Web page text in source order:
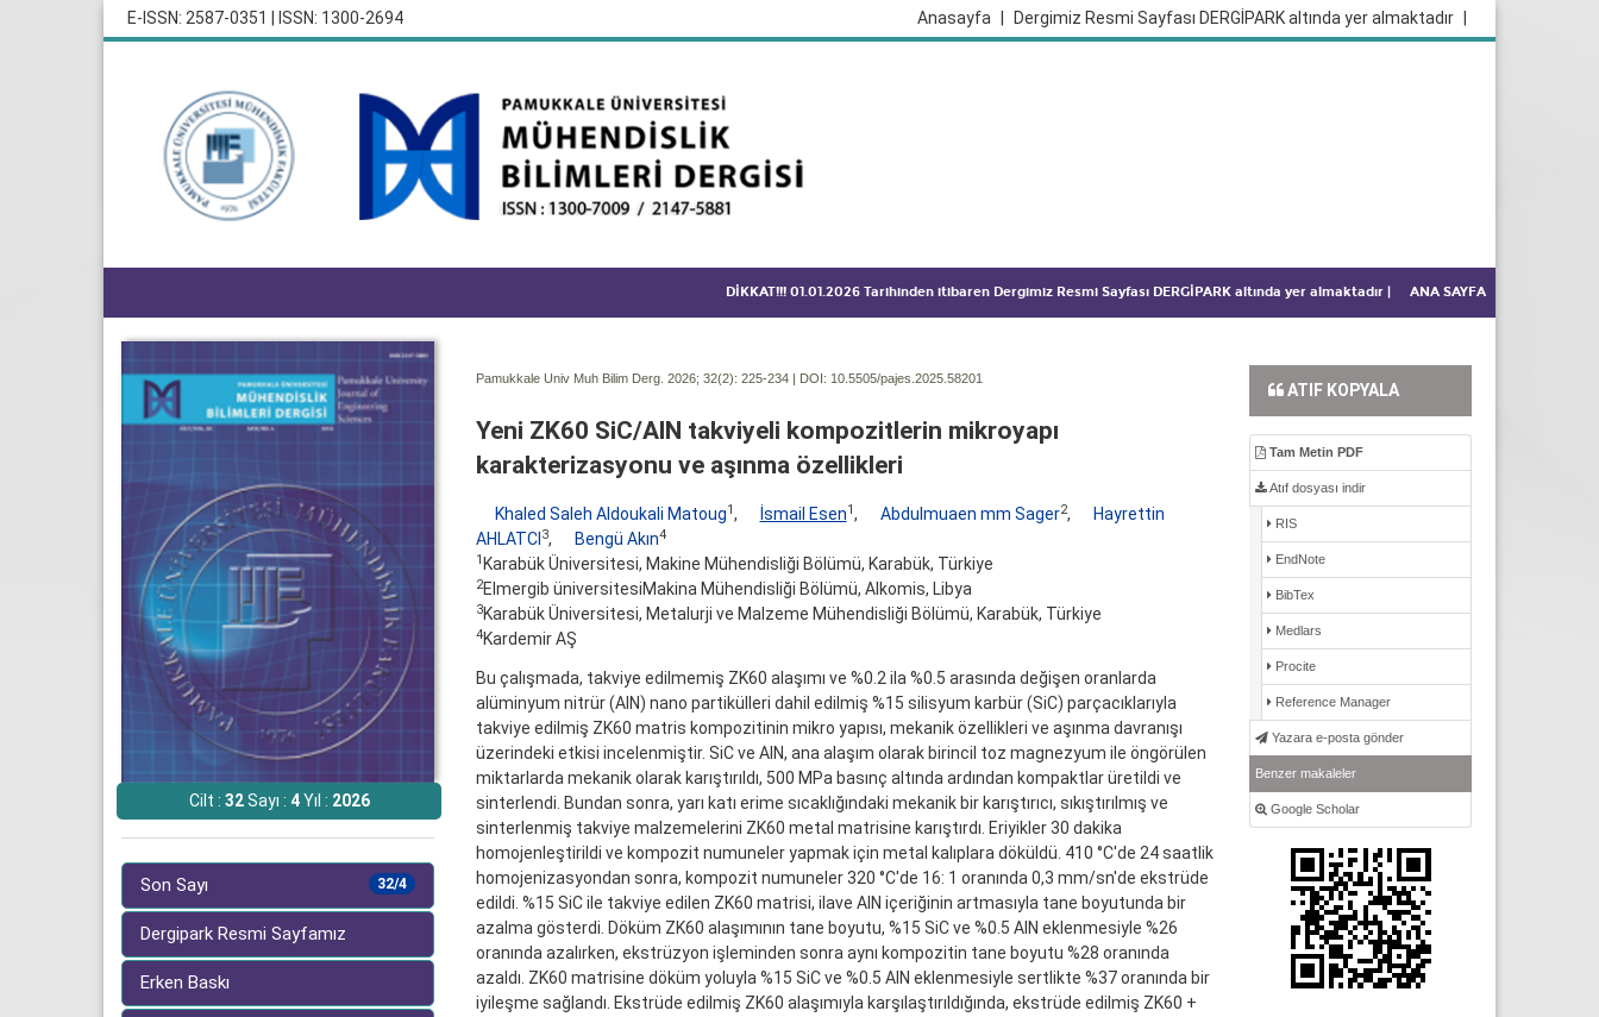
E-ISSN: 2587-0351 | ISSN: 1300-2694 Dergimiz Resmi Sayfası DERGİPARK altında yer almaktadır
Anasayfa
DİKKAT!!! 01.01.2026 Tarihinden itibaren Dergimiz Resmi Sayfası DERGİPARK altında yer almaktadır ANA SAYFA
Cilt : 32Sayı : 4Yıl : 2026
32/4
Son Sayı
Dergipark Resmi Sayfamız
Erken Baskı
Pamukkale Univ Muh Bilim Derg. 2026; 32(2): 225-234 | DOI: 10.5505/pajes.2025.58201
Yeni ZK60 SiC/AlN takviyeli kompozitlerin mikroyapı
karakterizasyonu ve aşınma özellikleri
Khaled Saleh Aldoukali Matoug1 , İsmail Esen1 , Abdulmuaen mm Sager2,
Hayrettin
AHLATCI 3, Bengü Akın4
1 Karabük Üniversitesi, Makine Mühendisliği Bölümü, Karabük, Türkiye
2Elmergib üniversitesiMakina Mühendisliği Bölümü, Alkomis, Libya
3Karabük Üniversitesi, Metalurji ve Malzeme Mühendisliği Bölümü, Karabük, Türkiye
4Kardemir AŞ
Bu çalışmada, takviye edilmemiş ZK60 alaşımı ve %0.2 ila %0.5 arasında değişen oranlarda
alüminyum nitrür (AlN) nano partikülleri dahil edilmiş %15 silisyum karbür (SiC) parçacıklarıyla
takviye edilmiş ZK60 matris kompozitinin mikro yapısı, mekanik özellikleri ve aşınma davranışı
üzerindeki etkisi incelenmiştir. SiC ve AlN, ana alaşım olarak birincil toz magnezyum ile öngörülen
miktarlarda mekanik olarak karıştırıldı, 500 MPa basınç altında ardından kompaktlar üretildi ve
sinterlendi. Bundan sonra, yarı katı erime sıcaklığındaki mekanik bir karıştırıcı, sıkıştırılmış ve
sinterlenmiş takviye malzemelerini ZK60 metal matrisine karıştırdı. Eriyikler 30 dakika
homojenleştirildi ve kompozit numuneler yapmak için metal kalıplara döküldü. 410 °C'de 24 saatlik
homojenizasyondan sonra, kompozit numuneler 320 °C'de 16: 1 oranında 0,3 mm/sn'de ekstrüde
edildi. %15 SiC ile takviye edilen ZK60 matrisi, ilave AlN içeriğinin artmasıyla tane boyutunda bir
azalma gösterdi. Döküm ZK60 alaşımının tane boyutu, %15 SiC ve %0.5 AlN eklenmesiyle %26
oranında azalırken, ekstrüzyon işleminden sonra aynı kompozitin tane boyutu %28 oranında
azaldı. ZK60 matrisine döküm yoluyla %15 SiC ve %0.5 AlN eklenmesiyle sertlikte %37 oranında bir
iyileşme sağlandı. Ekstrüde edilmiş ZK60 alaşımıyla karşılaştırıldığında, ekstrüde edilmiş ZK60 +
ATIF KOPYALA
Tam Metin PDF
Atıf dosyası indir
RIS
EndNote
BibTex
Medlars
Procite
Reference Manager
Yazara e-posta gönder
Benzer makaleler
Google Scholar